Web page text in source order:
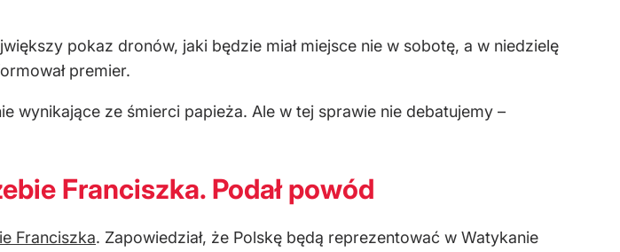
pokaz dronów, jaki będzie miał miejsce nie w sobotę, a w niedzielę
premier.
wynikające ze śmierci papieża. Ale w tej sprawie nie debatujemy –
Franciszka. Podał powód
Franciszka. Zapowiedział, że Polskę będą reprezentować w Watykanie